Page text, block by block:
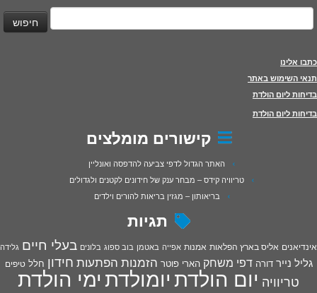
חיפוש:
כתבו אלינו
תנאי השימוש באתר
בדיחות ליום הולדת
בדיחות ליום הולדת
קישורים מומלצים
האתר הגדול לדפי צביעה להדפסה ואונליין
טריוויה קידס – מבחר ענק של חידונים לקטנים ולגדולים
בריאותון – מגזין בריאות להורים וילדים
תגיות
אינדיאנים אליס בארץ הפלאות אמנות אפייה באטמן בוב ספוג בלונים בעלי חיים גלידה
גליל נייר דורה דפי משחק הארי פוטר הזמנות הפתעות חידון חלל טיפים
טריוויה יום הולדתיומולדתימי הולדת